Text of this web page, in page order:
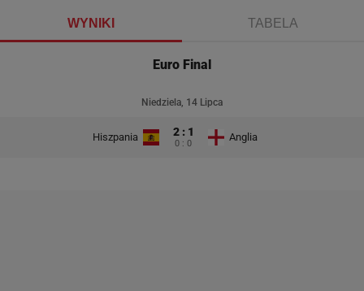
WYNIKI TABELA
Euro Final
Niedziela, 14 Lipca
Hiszpania 2 : 1
0 : 0
Anglia